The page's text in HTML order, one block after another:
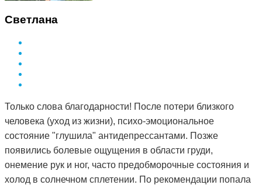
Светлана
Только слова благодарности! После потери близкого
человека (уход из жизни), психо-эмоциональное
состояние "глушила" антидепрессантами. Позже
появились болевые ощущения в области груди,
онемение рук и ног, часто предобморочные состояния и
холод в солнечном сплетении. По рекомендации попала